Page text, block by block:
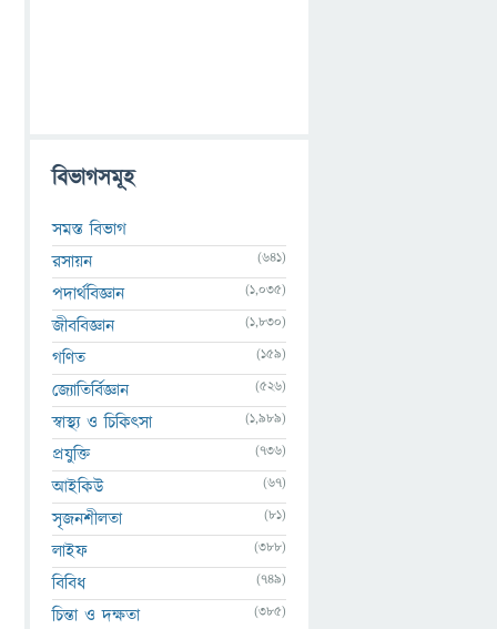
বিভাগসমূহ
সমস্ত বিভাগ
রসায়ন
(641)
পদার্থবিজ্ঞান (1,035)
জীববিজ্ঞান (1,830)
গণিত (159)
জ্যোতির্বিজ্ঞান (526)
স্বাস্থ্য ও চিকিৎসা (1,989)
প্রযুক্তি (736)
আইকিউ (67)
সৃজনশীলতা (81)
লাইফ (388)
বিবিধ (749)
চিন্তা ও দক্ষতা (385)